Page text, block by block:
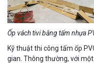
Ốp vách tivi bằng tấm nhựa
Kỹ thuật thi công tấm ốp
gian. Thông thường, với